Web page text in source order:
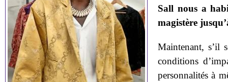
Sall nous a
magistère
Maintenant, s’il
conditions
personnalités à